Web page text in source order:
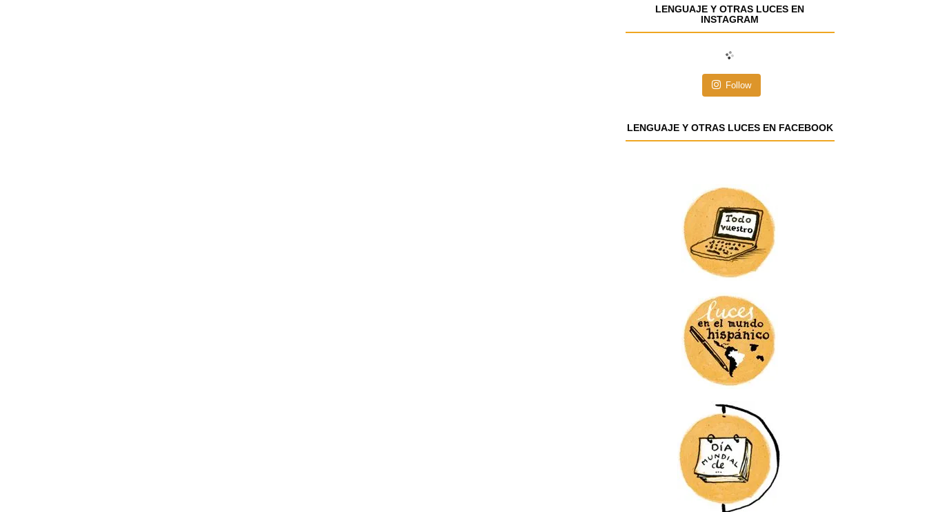
m
LENGUAJE Y OTRAS LUCES EN
INSTAGRAM
Follow
LENGUAJE Y OTRAS LUCES EN FACEBOOK